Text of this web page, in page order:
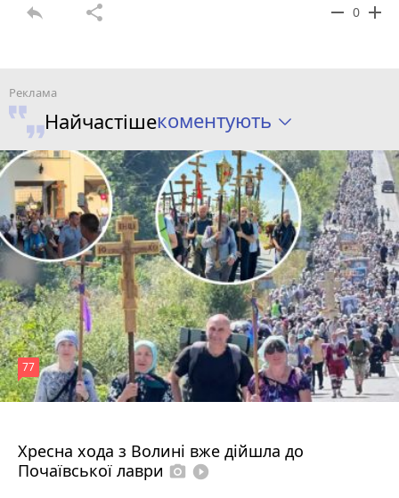
reply share remove 0 add
Найчастішекоментують
Хресна хода з Волині вже дійшла до
Почаївської лаври photo_camera play_circle_filled
77